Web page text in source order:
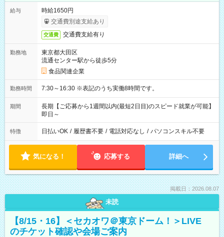
給与
時給1650円
交通費別途支給あり
交通費 交通費支給有り
勤務地
東京都大田区
流通センター駅から徒歩5分
食品関連企業
勤務時間 7:30～16:30 ※表記のうち実働8時間です。
期間
長期【ご応募から1週間以内(最短2日目)のスピード就業が可能】
即日～
特徴 日払いOK / 履歴書不要 / 電話対応なし / パソコンスキル不要
気になる！ 応募する 詳細へ
掲載日：2026.08.07
未読
【8/15・16】＜セカオワ＠東京ドーム！＞LIVE
のチケット確認や会場ご案内